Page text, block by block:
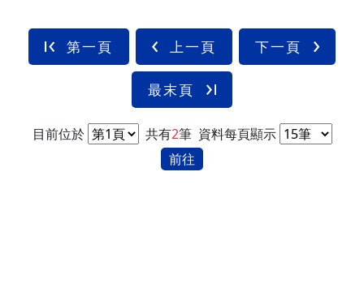
第一頁 上一頁 下一頁
最末頁
目前位於 共有2筆 資料每頁顯示
前往